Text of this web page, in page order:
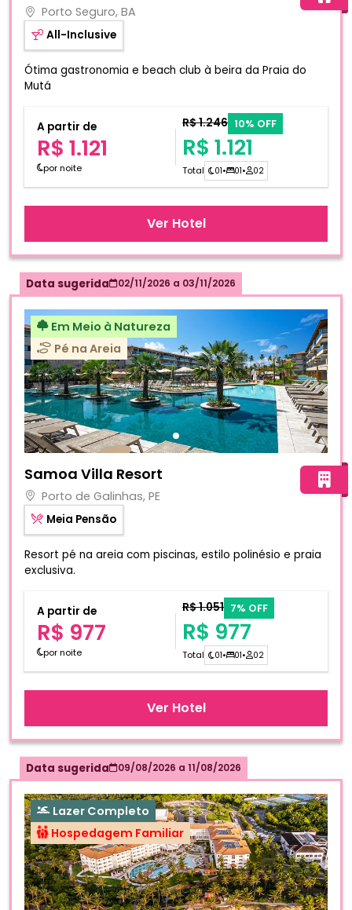
Porto Seguro, BA
All-Inclusive
Ótima gastronomia e beach club à beira da Praia do
Mutá
A partir de
R$ 1.121
por noite
R$ 1.246 10% OFF
R$ 1.121
Total 01• 01• 02
Ver Hotel
Data sugerida 02/11/2026 a 03/11/2026
Em Meio à Natureza
Pé na Areia
Samoa Villa Resort
Porto de Galinhas, PE
Meia Pensão
Resort pé na areia com piscinas, estilo polinésio e praia
exclusiva.
A partir de
R$ 977
por noite
R$ 1.051 7% OFF
R$ 977
Total 01• 01• 02
Ver Hotel
Data sugerida 09/08/2026 a 11/08/2026
Lazer Completo
Hospedagem Familiar